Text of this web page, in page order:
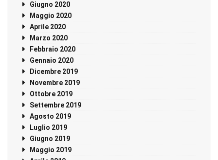
Giugno 2020
Maggio 2020
Aprile 2020
Marzo 2020
Febbraio 2020
Gennaio 2020
Dicembre 2019
Novembre 2019
Ottobre 2019
Settembre 2019
Agosto 2019
Luglio 2019
Giugno 2019
Maggio 2019